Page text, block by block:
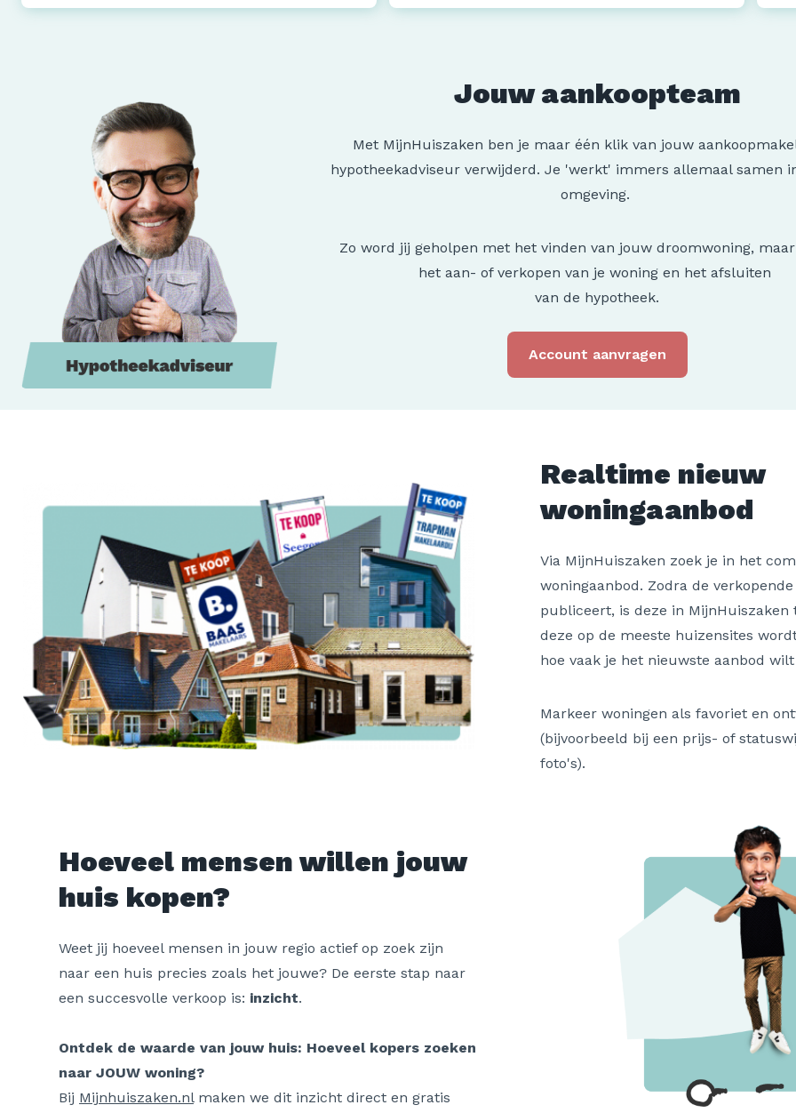
Jouw aankoopteam
Met MijnHuiszaken ben je maar één klik van jouw
hypotheekadviseur verwijderd. Je 'werkt' immers allemaal samen
omgeving.
Zo word jij geholpen met het vinden van jouw droomwoning,
het aan- of verkopen van je woning en het afsluiten
van de hypotheek.
Account aanvragen
Realtime nieuw
woningaanbod
Via MijnHuiszaken zoek je in het
woningaanbod. Zodra de
publiceert, is deze in MijnHuiszaken
deze op de meeste huizensites
hoe vaak je het nieuwste aanbod
Markeer woningen als favoriet en
(bijvoorbeeld bij een prijs- of
foto's).
Hoeveel mensen willen jouw
huis kopen?
Weet jij hoeveel mensen in jouw regio actief op zoek zijn
naar een huis precies zoals het jouwe? De eerste stap naar
een succesvolle verkoop is: inzicht.
Ontdek de waarde van jouw huis: Hoeveel kopers zoeken
naar JOUW woning?
Bij Mijnhuiszaken.nlmaken we dit inzicht direct en gratis